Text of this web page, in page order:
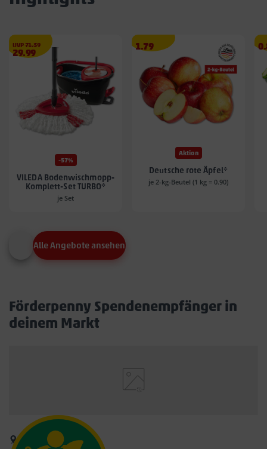
UVP71.39€
Angebotspreis
29.99
29.99
-57%
VILEDA Bodenwischmopp-
Komplett-Set TURBO*
je Set
Angebotspreis
1.79
1.79
Aktion
Deutsche rote Äpfel*
je 2-kg-Beutel (1 kg = 0.90)
Alle Angebote ansehen
Förderpenny Spendenempfänger in
deinem Markt